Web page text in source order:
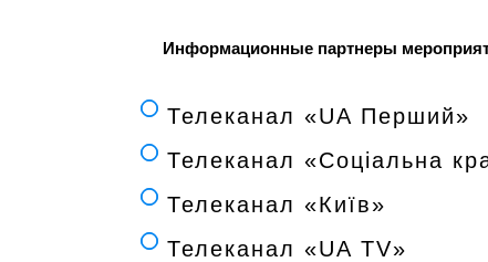
Информационные партнеры
Телеканал «UA Перший»
Телеканал «Соціальна
Телеканал «Київ»
Телеканал «UA TV»